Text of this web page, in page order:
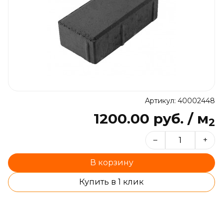
Артикул: 40002448
1200.00 руб. / м2
– +
В корзину
Купить в 1 клик